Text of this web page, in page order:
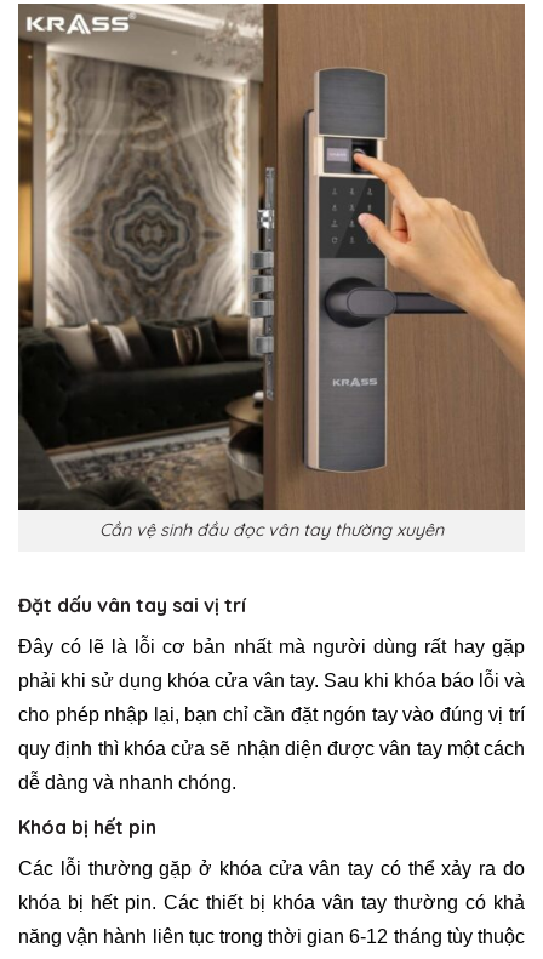
Cần vệ sinh đầu đọc vân tay thường xuyên
Đặt dấu vân tay sai vị trí
Đây có lẽ là lỗi cơ bản nhất mà người dùng rất hay gặp
phải khi sử dụng khóa cửa vân tay. Sau khi khóa báo lỗi và
cho phép nhập lại, bạn chỉ cần đặt ngón tay vào đúng vị trí
quy định thì khóa cửa sẽ nhận diện được vân tay một cách
dễ dàng và nhanh chóng.
Khóa bị hết pin
Các lỗi thường gặp ở khóa cửa vân tay có thể xảy ra do
khóa bị hết pin. Các thiết bị khóa vân tay thường có khả
năng vận hành liên tục trong thời gian 6-12 tháng tùy thuộc